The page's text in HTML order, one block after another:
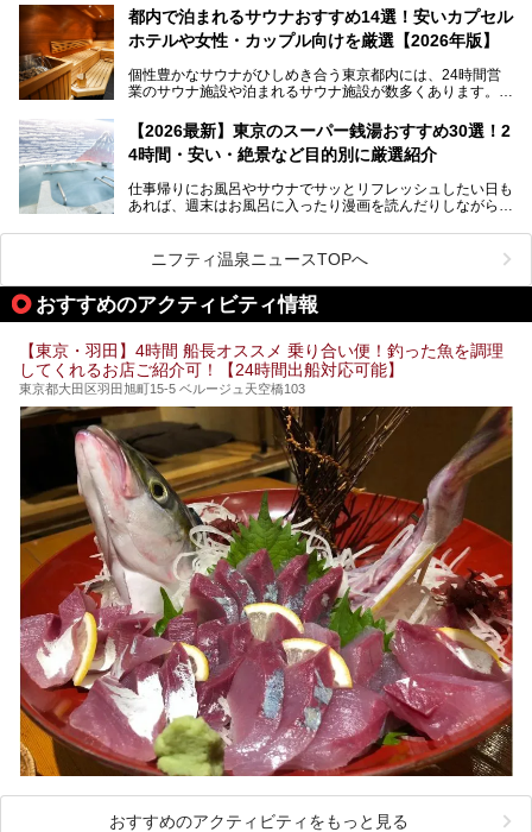
いおしゃれな名店15選を、おすすめの順番で一挙にご紹介
します。
ツァ大井町トラックス」がニューオープン。施設の様子をレ
ポ―トします。
都内で泊まれるサウナおすすめ14選！安いカプセル
ホテルや女性・カップル向けを厳選【2026年版】
個性豊かなサウナがひしめき合う東京都内には、24時間営
業のサウナ施設や泊まれるサウナ施設が数多くあります。
を旅の目的とする「サ旅」や自分へのご褒美のための宿泊な
ど、自分の好きなタイミングで好きなだけサ活ができるのが
魅力です。
最近では、男性専用施設だけでなく、カップルや女性に嬉し
い個室サウナも増えてきました。
ら、特におすすめしたい施設14選をご紹介します。
してみてください。
【2026最新】東京のスーパー銭湯おすすめ30選！2
4時間・安い・絶景など目的別に厳選紹介
仕事帰りにお風呂やサウナでサッとリフレッシュしたい日も
あれば、週末はお風呂に入ったり漫画を読んだりしながら一
また、終電を逃してしまい、「このまま朝までゆっくりでき
る場所があれば」と探した経験がある人も多いのではないで
しょうか。
そこで本記事では、東京でおすすめのスーパー銭湯を、目的
24時間営業で宿泊できる施設や、1,000円以下で楽しめる安
い施設、デートや休日レジャーにもぴったりなエンタメ要素
が充実した施設など、利用のシーンに合わせて参考にしてく
ださい。
ニフティ温泉ニュースTOPへ
おすすめのアクティビティ情報
【東京・羽田】4時間 船長オススメ 乗り合い便！釣った魚を調理
してくれるお店ご紹介可！【24時間出船対応可能】
東京都大田区羽田旭町15-5 ベルージュ天空橋103
おすすめのアクティビティをもっと見る